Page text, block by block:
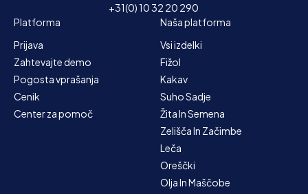
+31(0) 10 32 20 290
Platforma
Prijava
Zahtevajte demo
Pogosta vprašanja
Cenik
Center za pomoč
Naša platforma
Vsi izdelki
Fižol
Kakav
Suho Sadje
Žita In Semena
Zelišča In Začimbe
Leča
Oreščki
Olja In Maščobe